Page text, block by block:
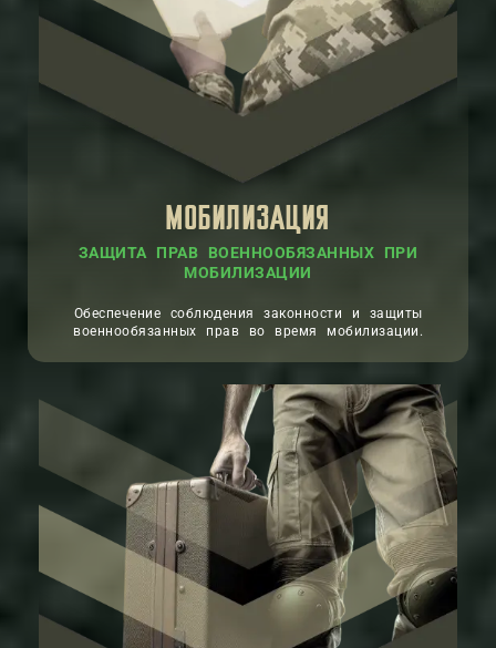
МОБИЛИЗАЦИЯ
ЗАЩИТА ПРАВ ВОЕННООБЯЗАННЫХ ПРИ
МОБИЛИЗАЦИИ
Обеспечение соблюдения законности и защиты
военнообязанных прав во время мобилизации.